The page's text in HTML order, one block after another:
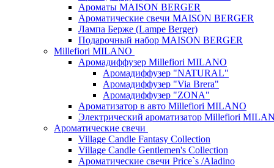
Ароматы MAISON BERGER
Ароматические свечи MAISON BERGER
Лампа Берже (Lampe Berger)
Подарочный набор MAISON BERGER
Millefiori MILANO
Аромадиффузер Millefiori MILANO
Аромадиффузер "NATURAL"
Аромадиффузер "Via Brera"
Аромадиффузер "ZONA"
Ароматизатор в авто Millefiori MILANO
Электрический ароматизатор Millefiori
Ароматические свечи
Village Candle Fantasy Collection
Village Candle Gentlemen's Collection
Ароматические свечи Price`s /Aladino